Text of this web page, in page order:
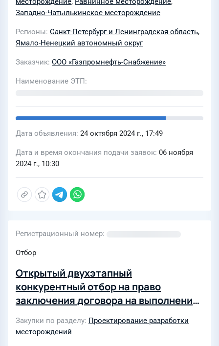
Западно-Чатылькинское месторождение
Регионы Санкт-Петербург и Ленинградская область,
Ямало-Ненецкий автономный округ
Заказчик ООО «Газпромнефть-Снабжение»
Наименование ЭТП
Дата объявления 24 октября 2024 г., 17:49
Дата и время окончания подачи заявок 06 ноября
2024 г., 10:30
Регистрационный номер
Отбор
Открытый двухэтапный
конкурентный отбор на право
заключения договора на выполнение
добычи, подготовки и транспорта
Закупки по разделу Проектирование разработки
месторождений